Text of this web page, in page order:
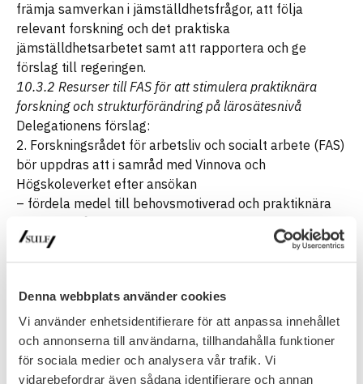
Denna webbplats använder cookies
Vi använder enhetsidentifierare för att anpassa innehållet
och annonserna till användarna, tillhandahålla funktioner
för sociala medier och analysera vår trafik. Vi
vidarebefordrar även sådana identifierare och annan
främja samverkan i jämställdhetsfrågor, att följa
relevant forskning och det praktiska
jämställdhetsarbetet samt att rapportera och ge
förslag till regeringen.
10.3.2 Resurser till FAS för att stimulera praktiknära
forskning och strukturförändring på lärosätesnivå
Delegationens förslag:
2. Forskningsrådet för arbetsliv och socialt arbete (FAS)
bör uppdras att i samråd med Vinnova och
Högskoleverket efter ansökan
– fördela medel till behovsmotiverad och praktiknära
betydelsefulla områden, samt
– fördela medel till lärosäten som under längre tid
lärosätet i dess helhet som syftar till ökad jämställdhet.
SULF avstyrker som regel att regeringen beslutar om
enskilda forskningssatsningar. Vi kritiserade starkt att
regeringen i prop. 2008-09:50 Ett lyft för forskning och
innovation i detalj reglerade vilka forskningsområden